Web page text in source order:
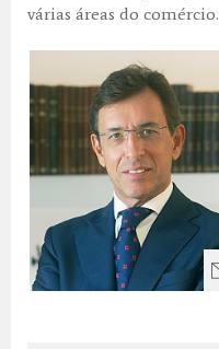
várias áreas do comércio.